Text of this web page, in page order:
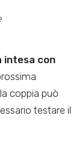
intesa con
coppia può
testare il